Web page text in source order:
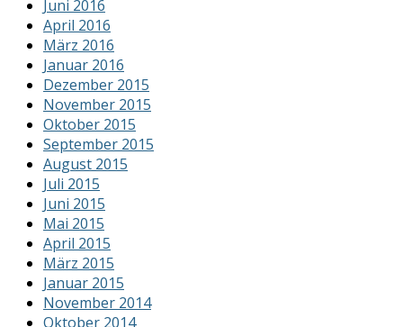
Juni 2016
April 2016
März 2016
Januar 2016
Dezember 2015
November 2015
Oktober 2015
September 2015
August 2015
Juli 2015
Juni 2015
Mai 2015
April 2015
März 2015
Januar 2015
November 2014
Oktober 2014